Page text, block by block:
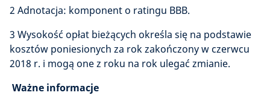
2 Adnotacja: komponent o ratingu BBB.
3 Wysokość opłat bieżących określa się na podstawie
kosztów poniesionych za rok zakończony w czerwcu
2018 r. i mogą one z roku na rok ulegać zmianie.
Ważne informacje